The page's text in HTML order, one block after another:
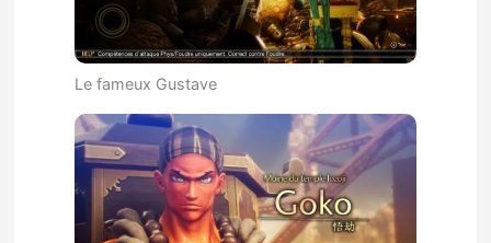
Le fameux Gustave